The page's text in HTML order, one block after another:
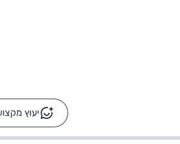
יעוץ -
רכבי הסלבס: על מה נוסע